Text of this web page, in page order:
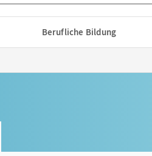
Berufliche Bildung